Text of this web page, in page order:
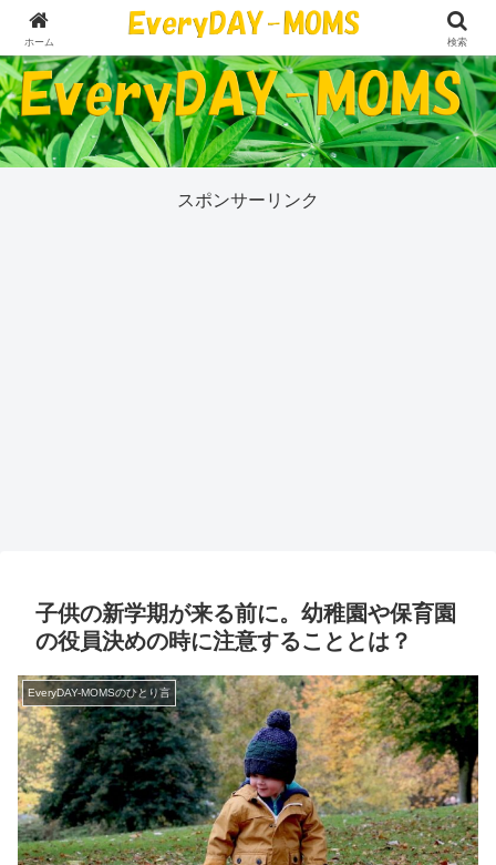
５０代の私が今気になっていることすべて
スポンサーリンク
子供の新学期が来る前に。幼稚園や保育園
の役員決めの時に注意することとは？
EveryDAY-MOMSのひとり言
ホーム 検索